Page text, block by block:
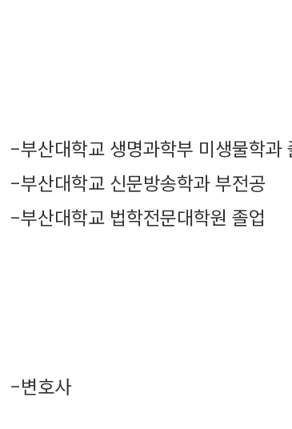
-부산대학교 생명과학부 미생물학과
-부산대학교 신문방송학과 부전공
-부산대학교 법학전문대학원 졸업
-변호사